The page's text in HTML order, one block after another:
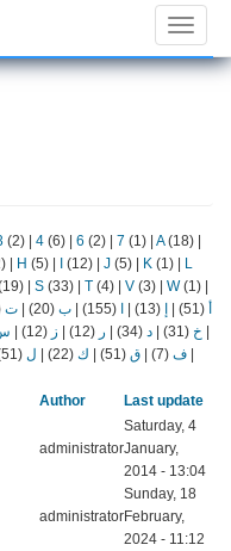
Toggle
(2) | 4 (6) | 6 (2) | 7 (1) | A(18) |
| H (5) | I (12) | J (5) | K (1) | L
| S (33) | T (4) | V (3) | W(1) |
أ (51)
| إ (13)
| ا (155)
| ب (20)
| ت
| خ (31)
| د (34)
| ر (12)
| ز (12)
|
| ف (7)
| ق (51)
| ك (22)
| ل (51)
Author Last update
administrator
Saturday, 4
January,
2014 - 13:04
administrator
Sunday, 18
February,
2024 - 11:12